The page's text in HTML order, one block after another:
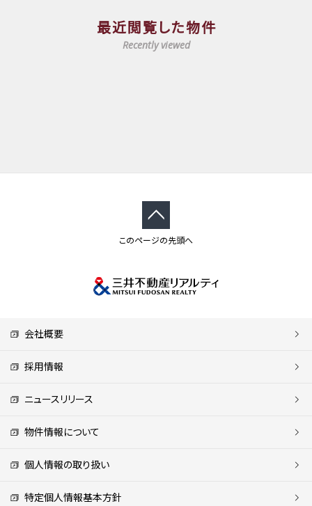
最近閲覧した物件
Recently viewed
このページの先頭へ
会社概要
採用情報
ニュースリリース
物件情報について
個人情報の取り扱い
特定個人情報基本方針